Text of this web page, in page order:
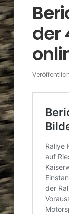
der